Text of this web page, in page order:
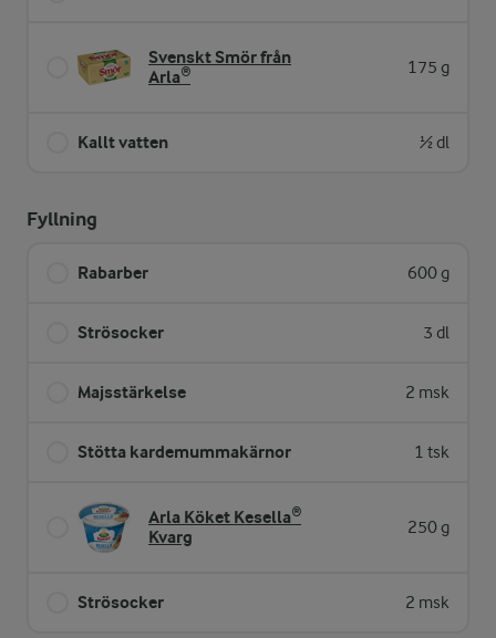
Svenskt Smör från
Arla®
175 g
Kallt vatten ½ dl
Fyllning
Rabarber 600 g
Strösocker 3 dl
Majsstärkelse 2 msk
Stötta kardemummakärnor 1 tsk
Arla Köket Kesella®
Kvarg
250 g
Strösocker 2 msk